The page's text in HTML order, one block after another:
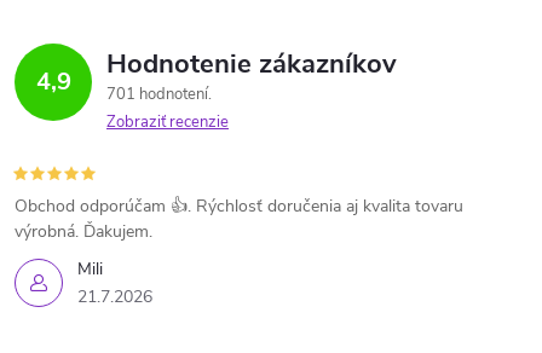
4,9 Hodnotenie zákazníkov
701 hodnotení
Zobraziť recenzie
Mili
21.7.2026
Obchod odporúčam 👍. Rýchlosť doručenia aj kvalita tovaru
výrobná. Ďakujem.